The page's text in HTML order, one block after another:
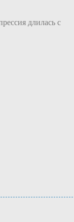
длилась с